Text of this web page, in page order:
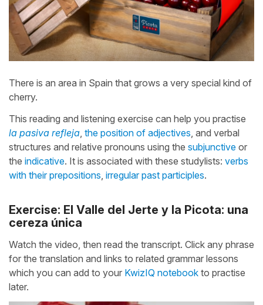
There is an area in Spain that grows a very special kind of
cherry.
This reading and listening exercise can help you practise
la pasiva refleja, the position of adjectives, and verbal
structures and relative pronouns using the subjunctive or
the indicative. It is associated with these studylists: verbs
with their prepositions, irregular past participles.
Exercise: El Valle del Jerte y la Picota: una
cereza única
Watch the video, then read the transcript. Click any phrase
for the translation and links to related grammar lessons
which you can add to your KwizIQ notebook to practise
later.